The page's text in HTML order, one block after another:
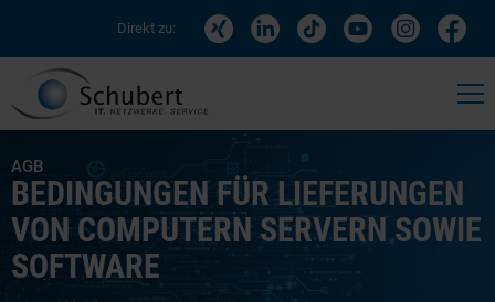
Direkt zu:
AGB
BEDINGUNGEN FÜR LIEFERUNGEN
VON COMPUTERN SERVERN SOWIE
SOFTWARE